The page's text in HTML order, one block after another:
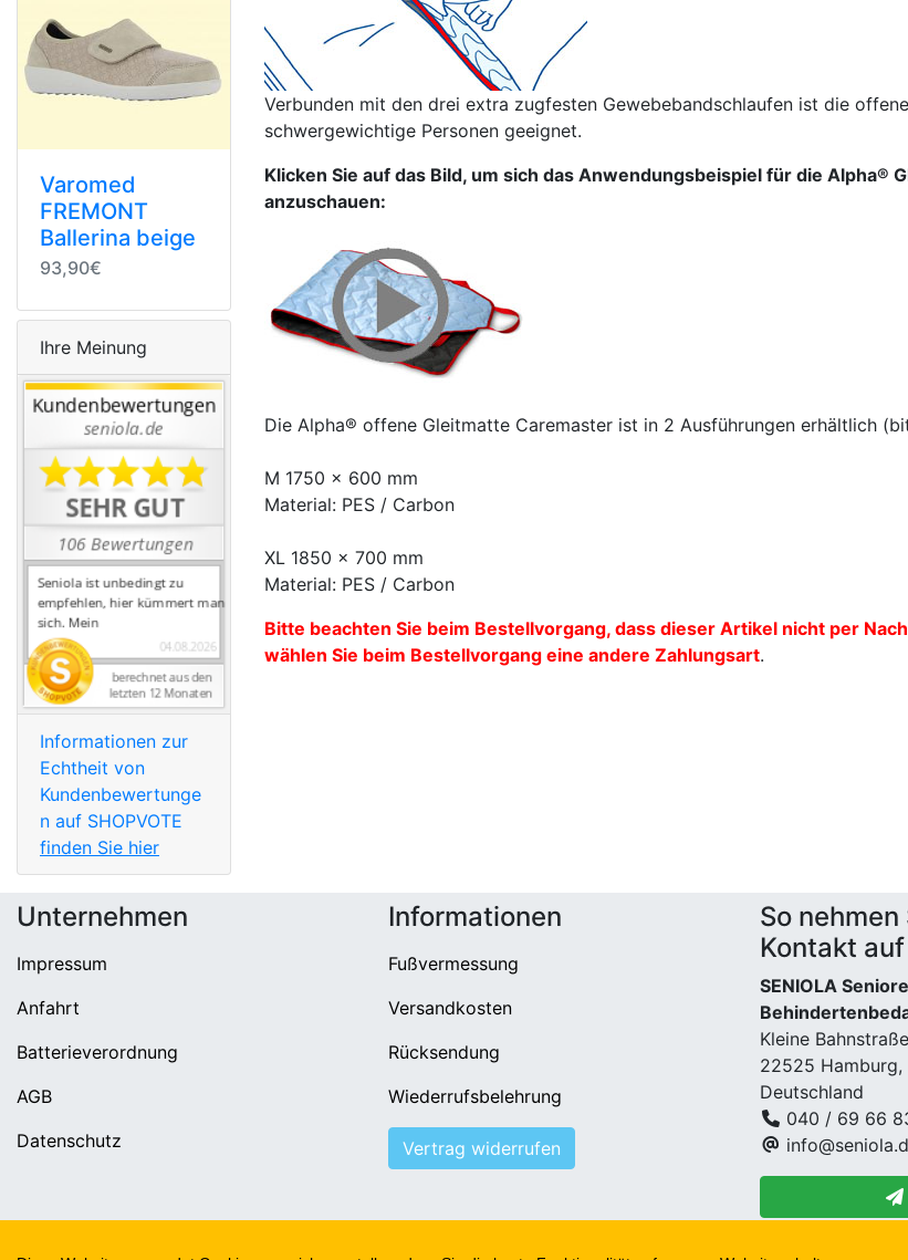
Verbunden mit den drei extra zugfesten Gewebebandschlaufen ist die
schwergewichtige Personen geeignet.
Klicken Sie auf das Bild, um sich das Anwendungsbeispiel für die Alpha®
anzuschauen:
Die Alpha® offene Gleitmatte Caremaster ist in 2 Ausführungen erhältlich
M 1750 x 600 mm
Material: PES / Carbon
XL 1850 x 700 mm
Material: PES / Carbon
Bitte beachten Sie beim Bestellvorgang, dass dieser Artikel nicht per
wählen Sie beim Bestellvorgang eine andere Zahlungsart.
Varomed
FREMONT
Ballerina beige
93,90€
Ihre Meinung
Informationen zur
Echtheit von
Kundenbewertunge
n auf SHOPVOTE
finden Sie hier
Unternehmen
Impressum
Anfahrt
Batterieverordnung
AGB
Datenschutz
Informationen
Fußvermessung
Versandkosten
Rücksendung
Wiederrufsbelehrung
Vertrag widerrufen
So nehmen
Kontakt auf
SENIOLA
Kleine
22525 Hamburg,
Deutschland
040 / 69 66